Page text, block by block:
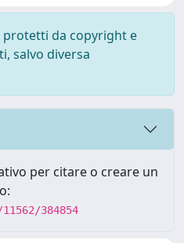
protetti da copyright e
salvo diversa
per citare o creare un
384854